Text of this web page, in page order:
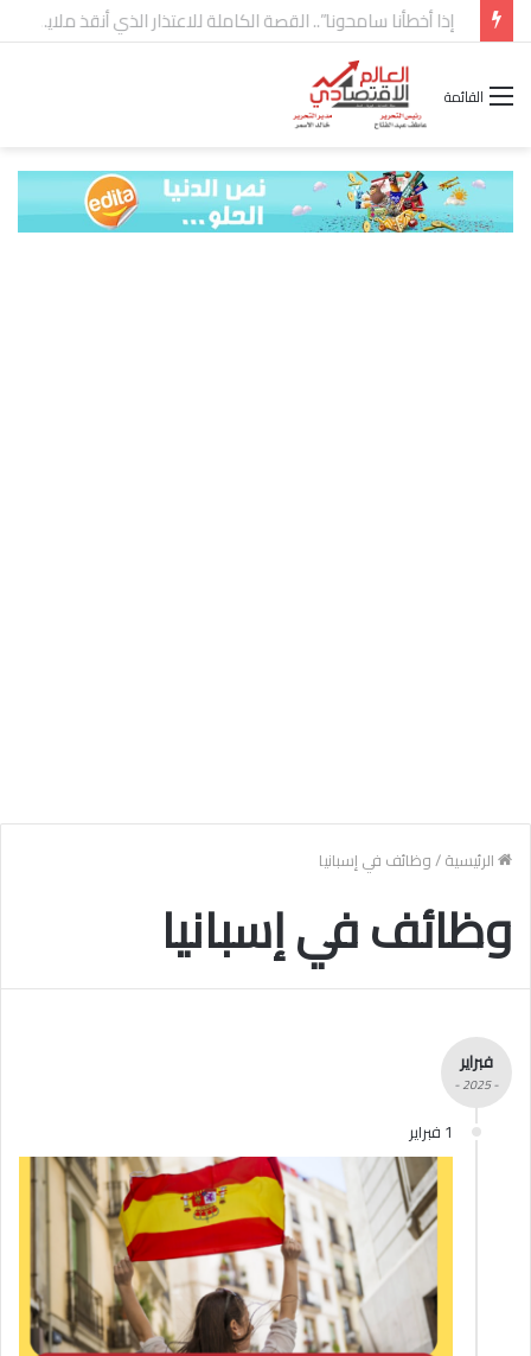
شركة “Scope Developments” تعلن تولي أحمد كمال عيسى منصب الرئيس التنفيذي للقطاع التجاري
القائمة
الرئيسية/وظائف في إسبانيا
وظائف في إسبانيا
فبراير
- 2025 -
1 فبراير